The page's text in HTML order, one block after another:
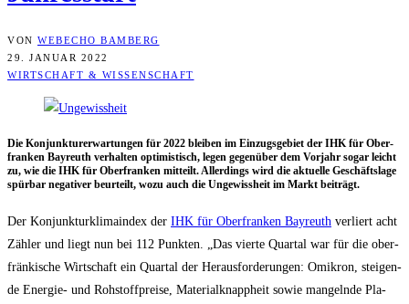
VON WEBECHO BAMBERG
29. JANUAR 2022
WIRTSCHAFT & WISSENSCHAFT
Die Kon­junk­tur­er­war­tun­gen für 2022 blei­ben im Ein­zugs­ge­biet der IHK für Ober­
fran­ken Bay­reuth ver­hal­ten opti­mis­tisch, legen gegen­über dem Vor­jahr sogar leicht
zu, wie die IHK für Ober­fran­ken mit­teilt. Aller­dings wird die aktu­el­le Geschäfts­la­ge
spür­bar nega­ti­ver beur­teilt, wozu auch die Unge­wiss­heit im Markt beiträgt.
Der Kon­junk­tur­kli­ma­in­dex der IHK für Ober­fran­ken Bay­reuth ver­liert acht
Zäh­ler und liegt nun bei 112 Punk­ten. „Das vier­te Quar­tal war für die ober­
frän­ki­sche Wirt­schaft ein Quar­tal der Her­aus­for­de­run­gen: Omi­kron, stei­gen­
de Ener­gie- und Roh­stoff­prei­se, Mate­ri­al­knapp­heit sowie man­geln­de Pla­